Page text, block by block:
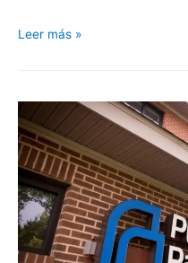
¿Qué
la
voz
de
los
ciudadanos
europeos?
Leer más »